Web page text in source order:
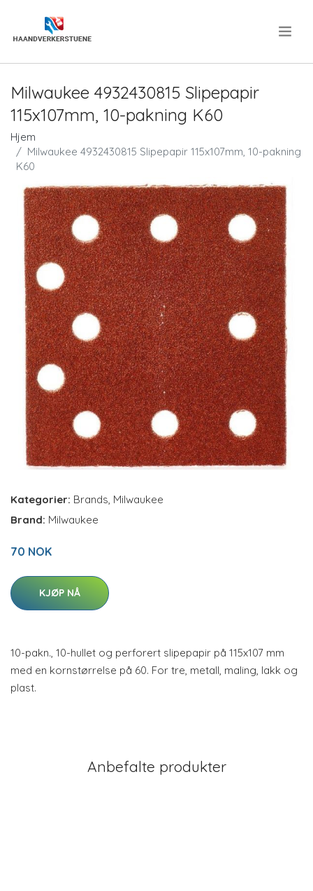
Milwaukee 4932430815 Slipepapir
115x107mm, 10-pakning K60
Hjem
Milwaukee 4932430815 Slipepapir 115x107mm, 10-pakning
K60
Kategorier: Brands, Milwaukee
Brand: Milwaukee
70 NOK
KJØP NÅ
10-pakn., 10-hullet og perforert slipepapir på 115x107 mm
med en kornstørrelse på 60. For tre, metall, maling, lakk og
plast.
Anbefalte produkter